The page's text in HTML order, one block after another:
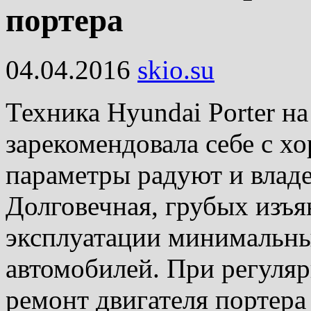
портера
04.04.2016 skio.su
Техника Hyundai Porter
зарекомендовала себе с
параметры радуют и
Долговечная, грубых
эксплуатации
автомобилей. При
ремонт двигателя